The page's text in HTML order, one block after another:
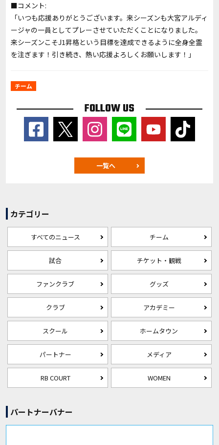
■コメント:
「いつも応援ありがとうございます。来シーズンも大宮アルディ
ージャの一員としてプレーさせていただくことになりました。
来シーズンこそJ1昇格という目標を達成できるように全身全霊
を注ぎます！引き続き、熱い応援よろしくお願いします！」
チーム
FOLLOW US
一覧へ
カテゴリー
すべてのニュース チーム
試合 チケット・観戦
ファンクラブ グッズ
クラブ アカデミー
スクール ホームタウン
パートナー メディア
RB COURT WOMEN
パートナーバナー